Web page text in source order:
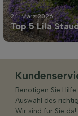
24. März 2026
Top 5 Lila
Benötigen Sie
Auswahl des
Wir sind für Sie da!